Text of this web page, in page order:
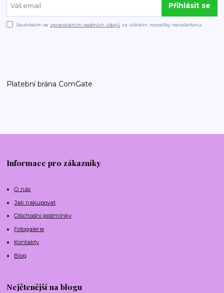
Přihlásit se
Souhlasím se zpracováním osobních údajů za účelem rozesílky newsletteru.
Platební brána ComGate
Informace pro zákazníky
O nás
Jak nakupovat
Obchodní podmínky
Fotogalerie
Kontakty
Blog
Nejčtenější na blogu